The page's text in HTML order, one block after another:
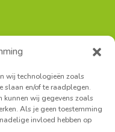
wij technologieën zoals
slaan en/of te raadplegen.
kunnen wij gegevens zoals
Als je geen toestemming
invloed hebben op
Hoofdkantoor:
19, 1000 Brussel